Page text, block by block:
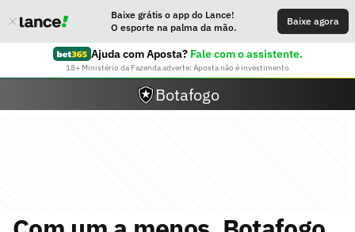
Baixe grátis o app do Lance!
O esporte na palma da mão.
Baixe agora
Ajuda com Aposta? Fale com o assistente.
18+ Ministério da Fazenda adverte: Aposta não é investimento
Botafogo